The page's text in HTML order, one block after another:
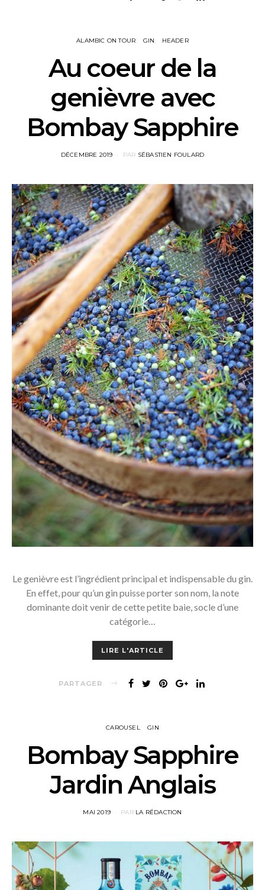
ALAMBIC ON TOUR GIN HEADER
Au coeur de la
genièvre avec
Bombay Sapphire
POSTED
DÉCEMBRE 2019 PAR SÉBASTIEN FOULARD
Le genièvre est l’ingrédient principal et indispensable du gin.
En effet, pour qu’un gin puisse porter son nom, la note
dominante doit venir de cette petite baie, socle d’une
catégorie…
LIRE L'ARTICLE
PARTAGER
CAROUSEL GIN
Bombay Sapphire
Jardin Anglais
POSTED
MAI 2019 PAR LA RÉDACTION